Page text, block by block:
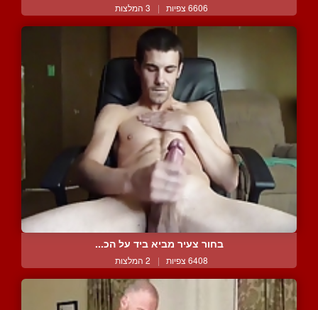
6606 צפיות | 3 המלצות
בחור צעיר מביא ביד על הכ...
6408 צפיות | 2 המלצות